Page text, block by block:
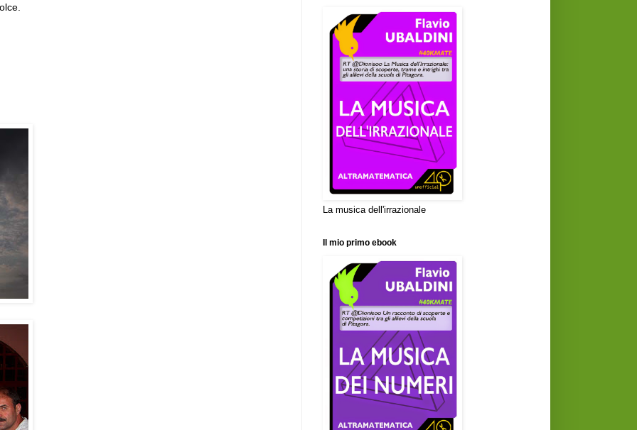
La musica dell'irrazionale
Il mio primo ebook